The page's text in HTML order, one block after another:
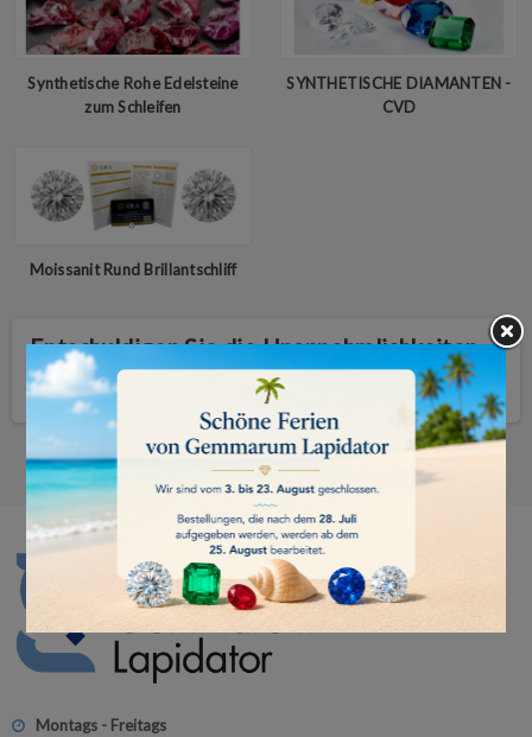
Synthetische Rohe Edelsteine
zum Schleifen
SYNTHETISCHE DIAMANTEN -
CVD
Moissanit Rund Brillantschliff
Entschuldigen Sie die Unannehmlichkeiten.
Suchen Sie erneut
Montags - Freitags